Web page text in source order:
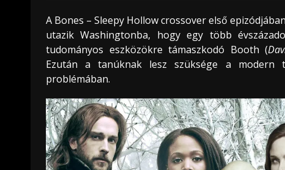
A Bones – Sleepy Hollow crossover első
utazik Washingtonba, hogy egy több
tudományos eszközökre támaszkodó Booth (
Ezután a tanúknak lesz szüksége a modern
problémában.